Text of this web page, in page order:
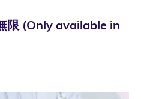
限 (Only available in